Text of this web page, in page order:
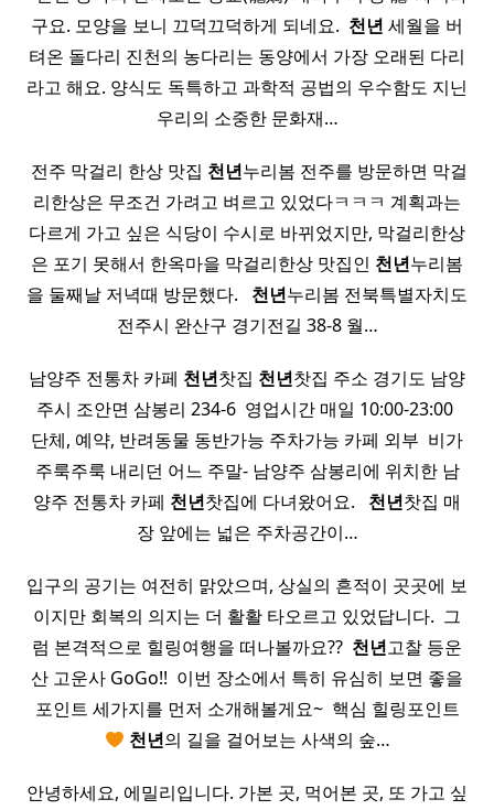
구요. 모양을 보니 끄덕끄덕하게 되네요. ​ 천년 세월을 버
텨온 돌다리 진천의 농다리는 동양에서 가장 오래된 다리
라고 해요. 양식도 독특하고 과학적 공법의 우수함도 지닌
우리의 소중한 문화재…
​ 전주 막걸리 한상 맛집 천년누리봄 전주를 방문하면 막걸
리한상은 무조건 가려고 벼르고 있었다ㅋㅋㅋ 계획과는
다르게 가고 싶은 식당이 수시로 바뀌었지만, 막걸리한상
은 포기 못해서 한옥마을 막걸리한상 맛집인 천년누리봄
을 둘째날 저녁때 방문했다. ​ ​ 천년누리봄 전북특별자치도
전주시 완산구 경기전길 38-8 월…
남양주 전통차 카페 천년찻집 천년찻집 주소 경기도 남양
주시 조안면 삼봉리 234-6 ​ 영업시간 매일 10:00-23:00 ​
단체, 예약, 반려동물 동반가능 주차가능 카페 외부 ​ 비가
주룩주룩 내리던 어느 주말- 남양주 삼봉리에 위치한 남
양주 전통차 카페 천년찻집에 다녀왔어요. ​ ​ 천년찻집 매
장 앞에는 넓은 주차공간이…
입구의 공기는 여전히 맑았으며, 상실의 흔적이 곳곳에 보
이지만 회복의 의지는 더 활활 타오르고 있었답니다. ​ 그
럼 본격적으로 힐링여행을 떠나볼까요?? ​ 천년고찰 등운
산 고운사 GoGo!! ​ 이번 장소에서 특히 유심히 보면 좋을
포인트 세가지를 먼저 소개해볼게요~ ​ 핵심 힐링포인트
천년의 길을 걸어보는 사색의 숲…
안녕하세요, 에밀리입니다. 가본 곳, 먹어본 곳, 또 가고 싶